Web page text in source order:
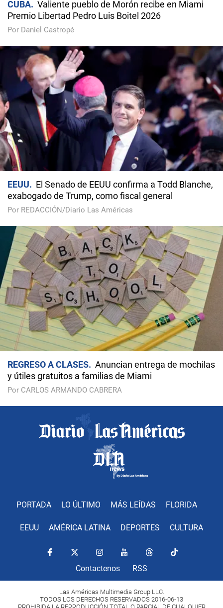
CUBA
Valiente pueblo de Morón recibe en Miami
Premio Libertad Pedro Luis Boitel 2026
Por Daniel Castropé
EEUU
El Senado de EEUU confirma a Todd Blanche,
exabogado de Trump, como fiscal general
Por REDACCIÓN/Diario Las Américas
REGRESO A CLASES
Anuncian entrega de mochilas
y útiles gratuitos a familias de Miami
Por CARLOS ARMANDO CABRERA
PORTADA LO ÚLTIMO MÁS LEÍDAS FLORIDA
EEUU AMÉRICA LATINA DEPORTES CULTURA
Contactenos RSS
Las Américas Multimedia Group LLC.
TODOS LOS DERECHOS RESERVADOS 2016-06-13